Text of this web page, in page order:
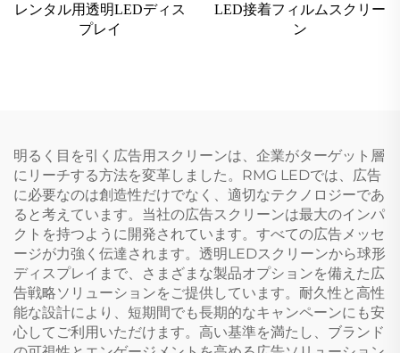
レンタル用透明LEDディス
プレイ
LED接着フィルムスクリー
ン
明るく目を引く広告用スクリーンは、企業がターゲット層
にリーチする方法を変革しました。RMG LEDでは、広告
に必要なのは創造性だけでなく、適切なテクノロジーであ
ると考えています。当社の広告スクリーンは最大のインパ
クトを持つように開発されています。すべての広告メッセ
ージが力強く伝達されます。透明LEDスクリーンから球形
ディスプレイまで、さまざまな製品オプションを備えた広
告戦略ソリューションをご提供しています。耐久性と高性
能な設計により、短期間でも長期的なキャンペーンにも安
心してご利用いただけます。高い基準を満たし、ブランド